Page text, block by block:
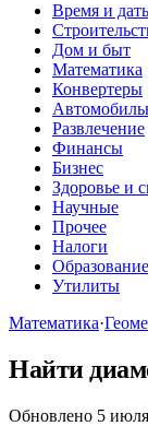
Время и
Дом и быт
Математика
Конвертеры
Развлечение
Финансы
Бизнес
Здоровье и
Научные
Прочее
Налоги
Образование
Утилиты
Математика·
Найти
Обновлено 5 июля